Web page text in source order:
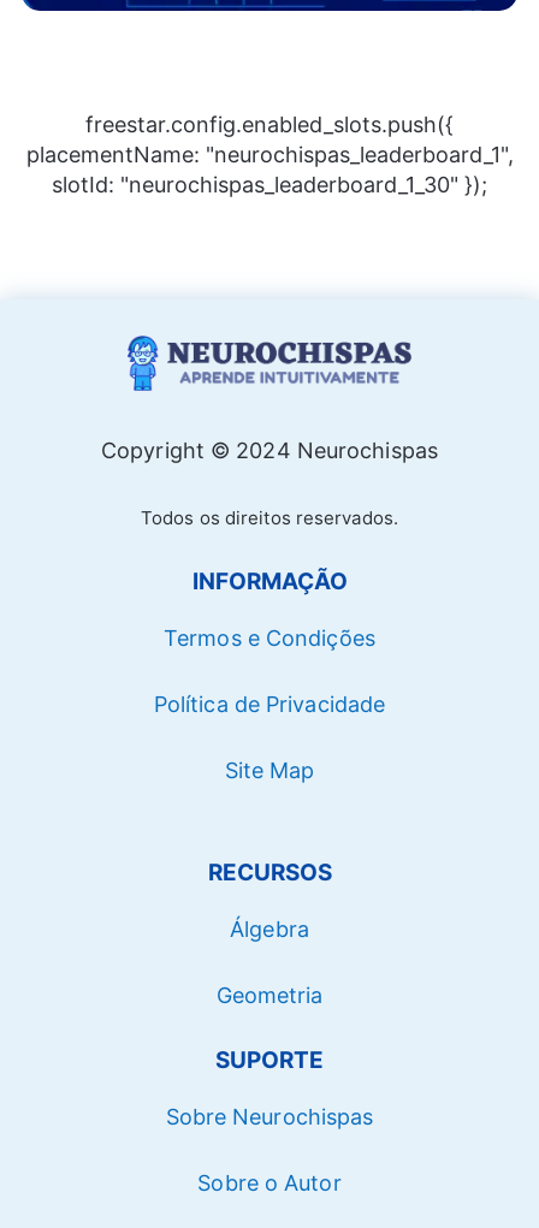
freestar.config.enabled_slots.push({
placementName: "neurochispas_leaderboard_1",
slotId: "neurochispas_leaderboard_1_30" });
Copyright © 2024 Neurochispas
Todos os direitos reservados.
INFORMAÇÃO
Termos e Condições
Política de Privacidade
Site Map
RECURSOS
Álgebra
Geometria
SUPORTE
Sobre Neurochispas
Sobre o Autor